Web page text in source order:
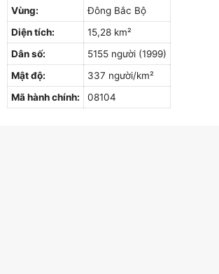
Vùng:
Đông Bắc Bộ
Diện tích:
15,28 km²
Dân số:
5155 người (1999)
Mật độ:
337 người/km²
Mã hành chính:
08104